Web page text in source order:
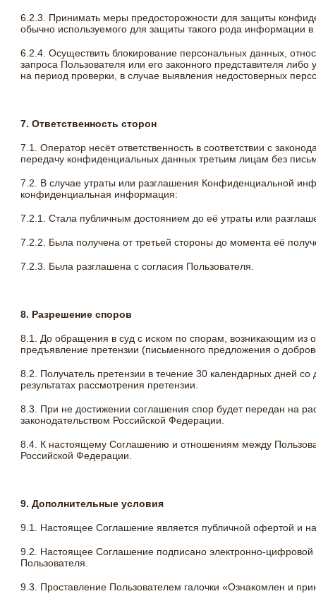
6.2.3. Принимать меры предосторожности для защиты
обычно используемого для защиты такого рода информации
6.2.4. Осуществить блокирование персональных данных,
запроса Пользователя или его законного представителя
на период проверки, в случае выявления недостоверных
7. Ответственность сторон
7.1. Оператор несёт ответственность в соответствии с
передачу конфиденциальных данных третьим лицам без
7.2. В случае утраты или разглашения Конфиденциальной
конфиденциальная информация:
7.2.1. Стала публичным достоянием до её утраты или
7.2.2. Была получена от третьей стороны до момента её
7.2.3. Была разглашена с согласия Пользователя.
8. Разрешение споров
8.1. До обращения в суд с иском по спорам, возникающим из
предъявление претензии (письменного предложения о
8.2. Получатель претензии в течение 30 календарных дней
результатах рассмотрения претензии.
8.3. При не достижении соглашения спор будет передан на
законодательством Российской Федерации.
8.4. К настоящему Соглашению и отношениям между
Российской Федерации.
9. Дополнительные условия
9.1. Настоящее Соглашение является публичной офертой и
9.2. Настоящее Соглашение подписано электронно-
Пользователя.
9.3. Проставление Пользователем галочки «Ознакомлен и